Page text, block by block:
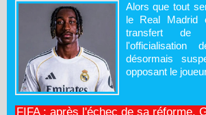
Alors que tout
le Real Madrid
transfert de
l'officialisation
désormais
opposant le
FIFA : après l'échec de sa réforme,